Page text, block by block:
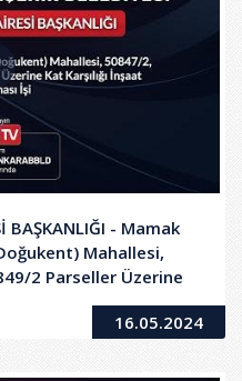
BAŞKANLIĞI - Mamak
Mahallesi,
2 Parseller Üzerine
Yaptırılması İşi
16.05.2024